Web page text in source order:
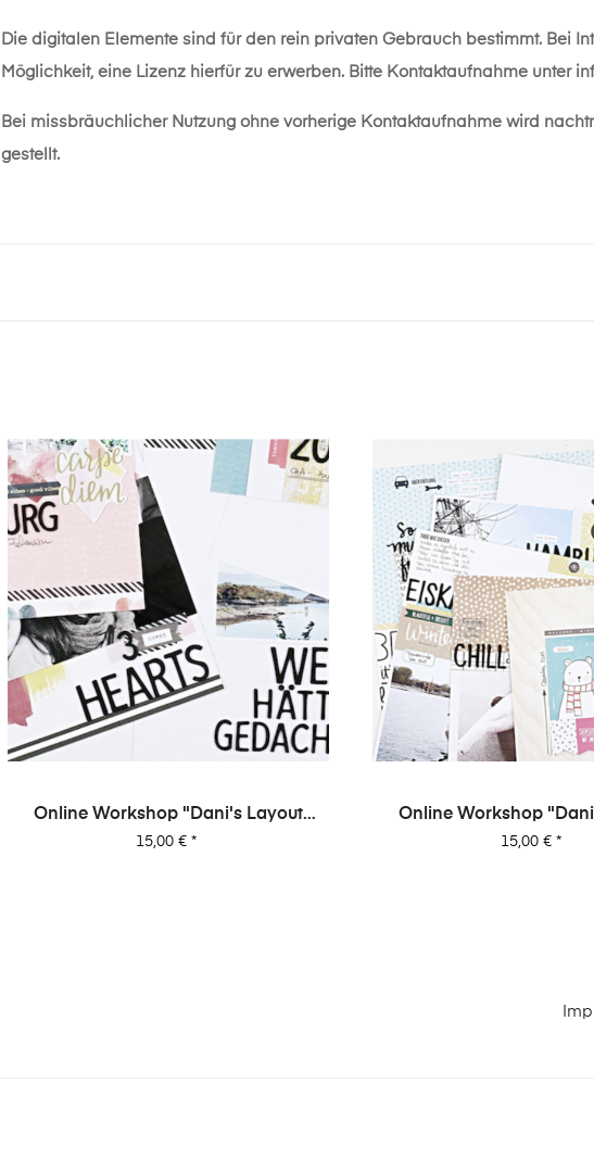
Die digitalen Elemente sind für den rein privaten Gebrauch bestimmt. Bei
Möglichkeit, eine Lizenz hierfür zu erwerben. Bitte Kontaktaufnahme unter
Bei missbräuchlicher Nutzung ohne vorherige Kontaktaufnahme wird
gestellt.
Online Workshop "Dani's Layout
Sixpack" Vol. 2
Preis
15,00 €*
Online Workshop
Sixpack" Vol. 1
Preis
15,00 €*